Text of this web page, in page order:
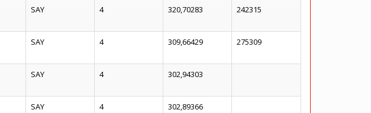
SAY 4 320,70283 242315
SAY 4 309,66429 275309
SAY 4 302,94303
SAY 4 302,89366